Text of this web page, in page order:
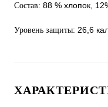
Состав: 88 % хлопок,
Уровень защиты: 26,6